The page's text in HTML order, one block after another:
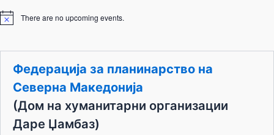
N
i
There are no upcoming events.
Федерација за планинарство на
Северна Македонија
(Дом на хуманитарни организации
Даре Џамбаз)